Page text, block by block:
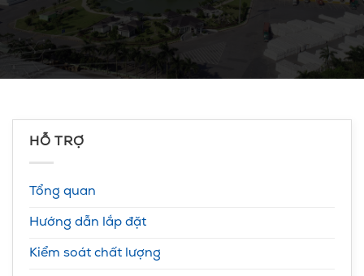
HỖ TRỢ
Tổng quan
Hướng dẫn lắp đặt
Kiểm soát chất lượng